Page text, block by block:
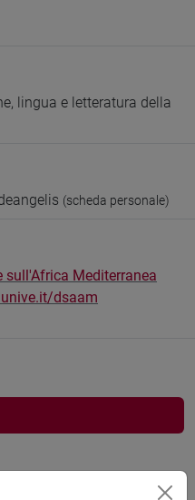
lingua e letteratura della
(scheda personale)
Mediterranea
dsaam